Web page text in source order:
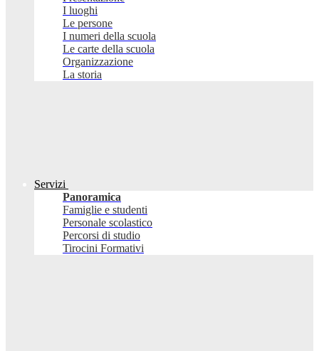
I luoghi
Le persone
I numeri della scuola
Le carte della scuola
Organizzazione
La storia
Servizi
Panoramica
Famiglie e studenti
Personale scolastico
Percorsi di studio
Tirocini Formativi